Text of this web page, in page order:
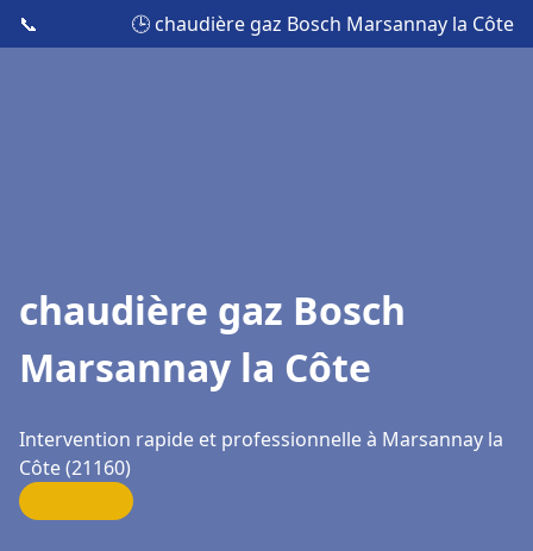
📞 🕒 chaudière gaz Bosch Marsannay la Côte
chaudière gaz Bosch
Marsannay la Côte
Intervention rapide et professionnelle à Marsannay la
Côte (21160)